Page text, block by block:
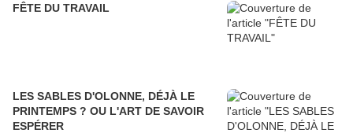
FÊTE DU TRAVAIL
LES SABLES D'OLONNE, DÉJÀ LE
PRINTEMPS ? OU L'ART DE SAVOIR
ESPÉRER